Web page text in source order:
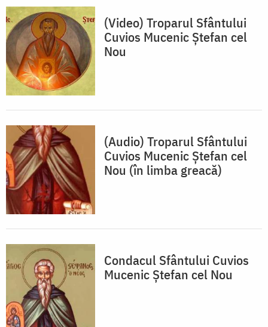
(Video) Troparul Sfântului
Cuvios Mucenic Ștefan cel
Nou
(Audio) Troparul Sfântului
Cuvios Mucenic Ștefan cel
Nou (în limba greacă)
Condacul Sfântului Cuvios
Mucenic Ştefan cel Nou